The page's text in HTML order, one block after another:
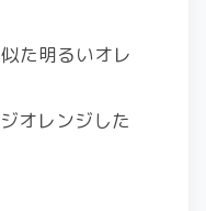
た明るいオレ
オレンジした